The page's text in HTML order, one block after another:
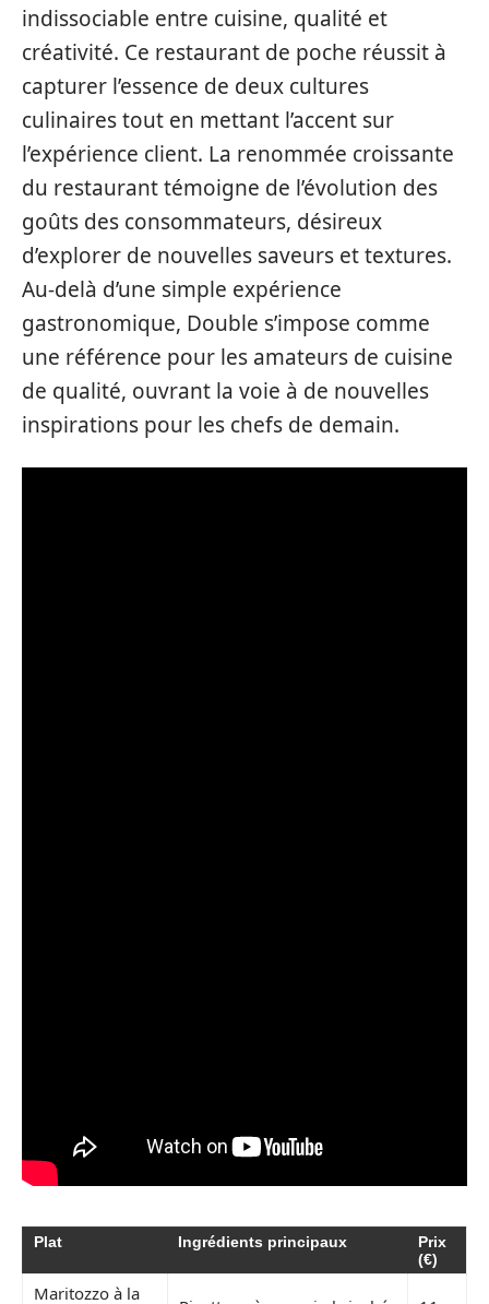
indissociable entre cuisine, qualité et
créativité. Ce restaurant de poche réussit à
capturer l’essence de deux cultures
culinaires tout en mettant l’accent sur
l’expérience client. La renommée croissante
du restaurant témoigne de l’évolution des
goûts des consommateurs, désireux
d’explorer de nouvelles saveurs et textures.
Au-delà d’une simple expérience
gastronomique, Double s’impose comme
une référence pour les amateurs de cuisine
de qualité, ouvrant la voie à de nouvelles
inspirations pour les chefs de demain.
Plat Ingrédients principaux
Prix
(€)
Maritozzo à la